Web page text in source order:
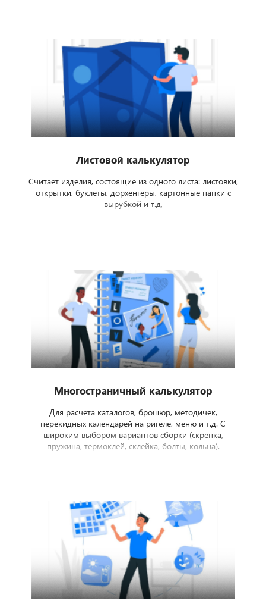
Листовой калькулятор
Считает изделия, состоящие из одного листа: листовки,
открытки, буклеты, дорхенгеры, картонные папки с
вырубкой и т.д,
Многостраничный калькулятор
Для расчета каталогов, брошюр, методичек,
перекидных календарей на ригеле, меню и т.д. С
широким выбором вариантов сборки (скрепка,
пружина, термоклей, склейка, болты, кольца).